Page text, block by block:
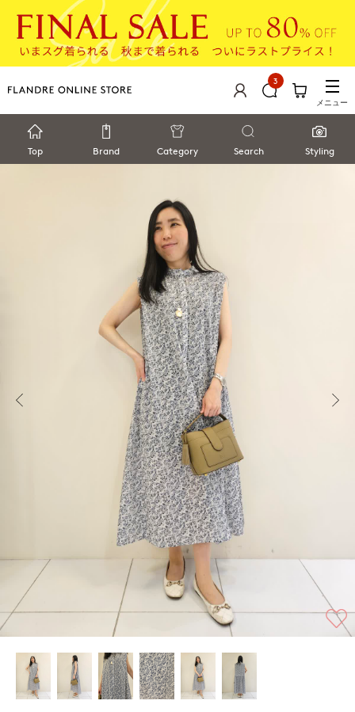
3
メニュー
Top Brand Category Search Styling